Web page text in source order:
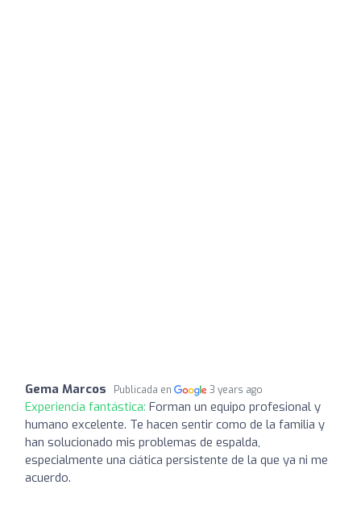
Gema Marcos Publicada en 3 years ago
Experiencia fantástica: Forman un equipo profesional y
humano excelente. Te hacen sentir como de la familia y
han solucionado mis problemas de espalda,
especialmente una ciática persistente de la que ya ni me
acuerdo.